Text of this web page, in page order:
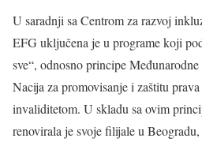
U saradnji sa Centrom za razvoj
EFG uključena je u programe koji
sve“, odnosno principe
Nacija za promovisanje i zaštitu
invaliditetom. U skladu sa ovim
renovirala je svoje filijale u